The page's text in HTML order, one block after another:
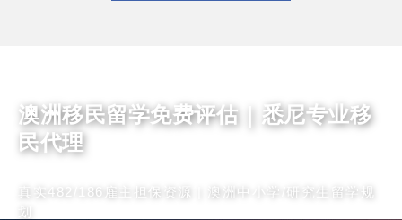
澳洲移民留学免费评估 | 悉尼专业移
民代理
真实482/186雇主担保资源 | 澳洲中小学/研究生留学规
划